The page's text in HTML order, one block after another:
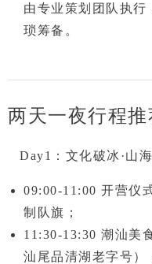
由专业策划团队执行
琐筹备。
两天一夜行程推
Day1：文化破冰·山
09:00-11:00 开营仪
制队旗；
11:30-13:30 潮汕美
汕尾品清湖老字号）